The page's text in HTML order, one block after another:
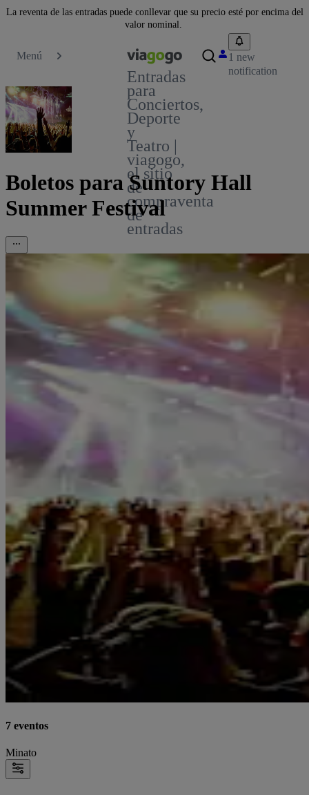
La reventa de las entradas puede conllevar que su precio esté por encima del
valor nominal.
Menú
Entradas
para
Conciertos,
Deporte
y
Teatro |
viagogo,
el sitio
de
compraventa
de
entradas
1 new
notification
Boletos para Suntory Hall
Summer Festival
7 eventos
Minato